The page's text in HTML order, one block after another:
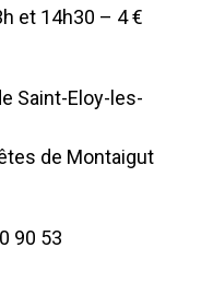
et 14h30 – 4 €
Saint-Eloy-les-
de Montaigut
90 53